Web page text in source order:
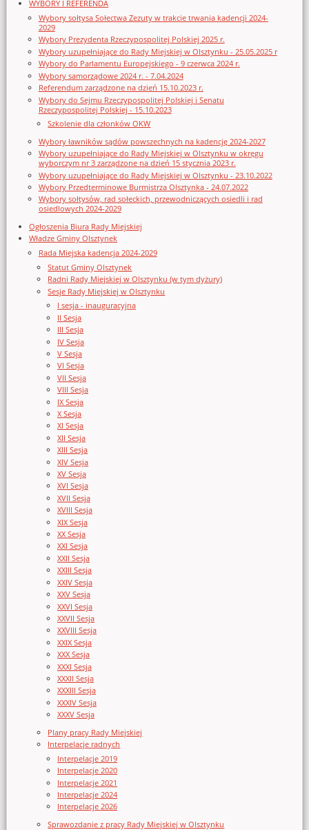
WYBORY I REFERENDA
Wybory sołtysa Sołectwa Zezuty w trakcie trwania kadencji 2024-
2029
Wybory Prezydenta Rzeczypospolitej Polskiej 2025 r.
Wybory uzupełniające do Rady Miejskiej w Olsztynku - 25.05.2025 r
Wybory do Parlamentu Europejskiego - 9 czerwca 2024 r.
Wybory samorządowe 2024 r. - 7.04.2024
Referendum zarządzone na dzień 15.10.2023 r.
Wybory do Sejmu Rzeczypospolitej Polskiej i Senatu
Rzeczypospolitej Polskiej - 15.10.2023
Szkolenie dla członków OKW
Wybory ławników sądów powszechnych na kadencję 2024-2027
Wybory uzupełniające do Rady Miejskiej w Olsztynku w okręgu
wyborczym nr 3 zarządzone na dzień 15 stycznia 2023 r.
Wybory uzupełniające do Rady Miejskiej w Olsztynku - 23.10.2022
Wybory Przedterminowe Burmistrza Olsztynka - 24.07.2022
Wybory sołtysów, rad sołeckich, przewodniczących osiedli i rad
osiedlowych 2024-2029
Ogłoszenia Biura Rady Miejskiej
Władze Gminy Olsztynek
Rada Miejska kadencja 2024-2029
Statut Gminy Olsztynek
Radni Rady Miejskiej w Olsztynku (w tym dyżury)
Sesje Rady Miejskiej w Olsztynku
I sesja - inauguracyjna
II Sesja
III Sesja
IV Sesja
V Sesja
VI Sesja
VII Sesja
VIII Sesja
IX Sesja
X Sesja
XI Sesja
XII Sesja
XIII Sesja
XIV Sesja
XV Sesja
XVI Sesja
XVII Sesja
XVIII Sesja
XIX Sesja
XX Sesja
XXI Sesja
XXII Sesja
XXIII Sesja
XXIV Sesja
XXV Sesja
XXVI Sesja
XXVII Sesja
XXVIII Sesja
XXIX Sesja
XXX Sesja
XXXI Sesja
XXXII Sesja
XXXIII Sesja
XXXIV Sesja
XXXV Sesja
Plany pracy Rady Miejskiej
Interpelacje radnych
Interpelacje 2019
Interpelacje 2020
Interpelacje 2021
Interpelacje 2024
Interpelacje 2026
Sprawozdanie z pracy Rady Miejskiej w Olsztynku